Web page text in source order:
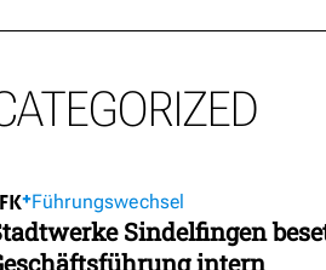
Führungswechsel
Sindelfingen
intern